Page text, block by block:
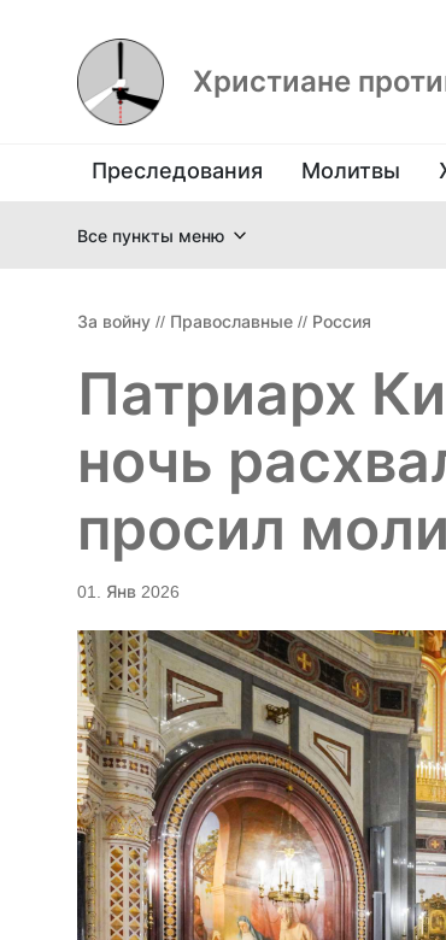
Христиане
Преследования Молитвы
Все пункты меню
За войну // Православные // Россия
Патриарх
ночь
просил
01. Янв 2026